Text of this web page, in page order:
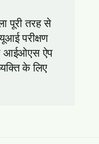
पूरी तरह से
परीक्षण
आईओएस ऐप
के लिए